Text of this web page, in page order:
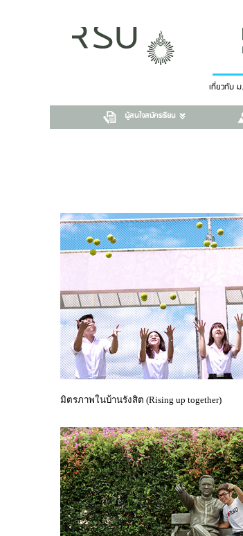
เกี่ยวกับ
ผู้สนใจสมัครเรียน
มิตรภาพในบ้านรังสิต (Rising up together)